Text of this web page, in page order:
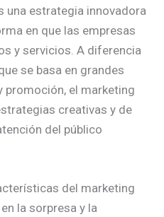
una estrategia innovadora
en que las empresas
y servicios. A diferencia
se basa en grandes
promoción, el marketing
creativas y de
del público
del marketing
la sorpresa y la